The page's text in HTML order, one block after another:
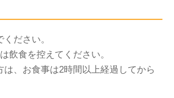
ださい。
飲食を控えてください。
は、お食事は2時間以上経過してから